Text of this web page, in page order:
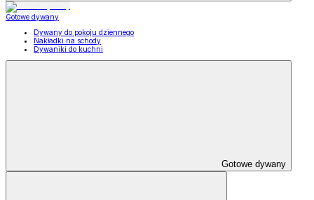
Gotowe dywany
Dywany do pokoju dziennego
Nakładki na schody
Dywaniki do kuchni
Gotowe dywany